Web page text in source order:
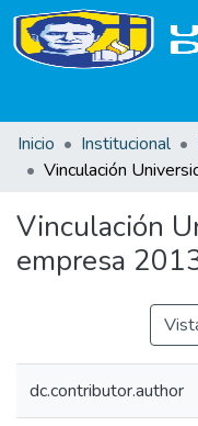
Inicio
Institucional
Vinculación
empresa
dc.contributor.author